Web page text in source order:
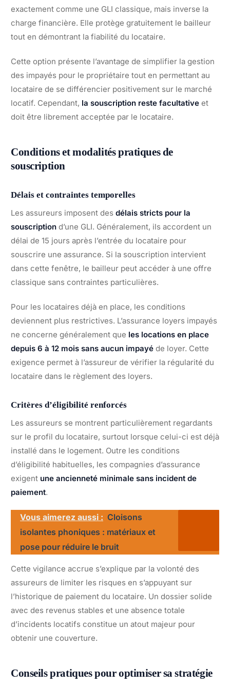
exactement comme une GLI classique, mais inverse la
charge financière. Elle protège gratuitement le bailleur
tout en démontrant la fiabilité du locataire.
Cette option présente l’avantage de simplifier la gestion
des impayés pour le propriétaire tout en permettant au
locataire de se différencier positivement sur le marché
locatif. Cependant, la souscription reste facultative et
doit être librement acceptée par le locataire.
Conditions et modalités pratiques de
souscription
Délais et contraintes temporelles
Les assureurs imposent des délais stricts pour la
souscription d’une GLI. Généralement, ils accordent un
délai de 15 jours après l’entrée du locataire pour
souscrire une assurance. Si la souscription intervient
dans cette fenêtre, le bailleur peut accéder à une offre
classique sans contraintes particulières.
Pour les locataires déjà en place, les conditions
deviennent plus restrictives. L’assurance loyers impayés
ne concerne généralement que les locations en place
depuis 6 à 12 mois sans aucun impayé de loyer. Cette
exigence permet à l’assureur de vérifier la régularité du
locataire dans le règlement des loyers.
Critères d’éligibilité renforcés
Les assureurs se montrent particulièrement regardants
sur le profil du locataire, surtout lorsque celui-ci est déjà
installé dans le logement. Outre les conditions
d’éligibilité habituelles, les compagnies d’assurance
exigent une ancienneté minimale sans incident de
paiement.
Vous aimerez aussi : Cloisons
isolantes phoniques : matériaux et
pose pour réduire le bruit
Cette vigilance accrue s’explique par la volonté des
assureurs de limiter les risques en s’appuyant sur
l’historique de paiement du locataire. Un dossier solide
avec des revenus stables et une absence totale
d’incidents locatifs constitue un atout majeur pour
obtenir une couverture.
Conseils pratiques pour optimiser sa stratégie